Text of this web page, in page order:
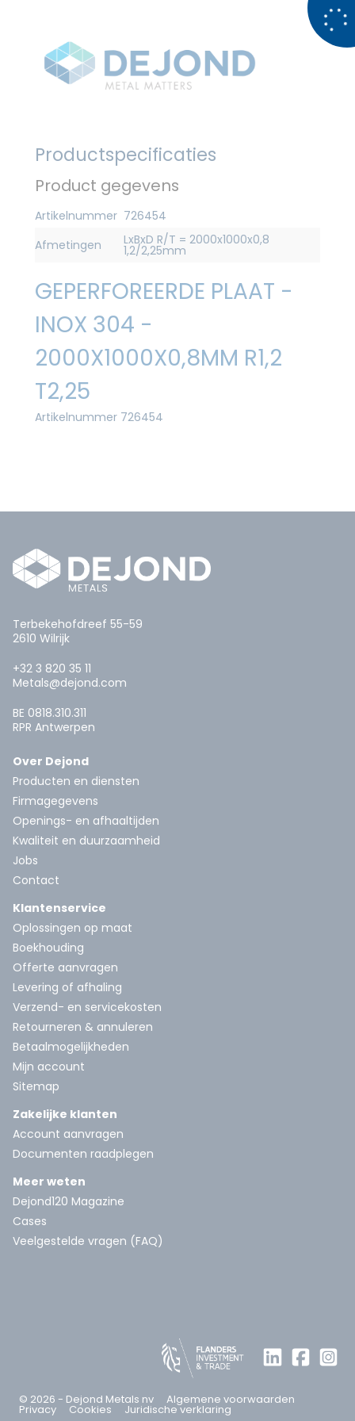
Productspecificaties
Product gegevens
Artikelnummer 726454
Afmetingen
LxBxD R/T = 2000x1000x0,8
1,2/2,25mm
GEPERFOREERDE PLAAT -
INOX 304 -
2000X1000X0,8MM R1,2
T2,25
Artikelnummer 726454
Terbekehofdreef 55-59
2610 Wilrijk
+32 3 820 35 11
Metals@dejond.com
BE 0818.310.311
RPR Antwerpen
Over Dejond
Producten en diensten
Firmagegevens
Openings- en afhaaltijden
Kwaliteit en duurzaamheid
Jobs
Contact
Klantenservice
Oplossingen op maat
Boekhouding
Offerte aanvragen
Levering of afhaling
Verzend- en servicekosten
Retourneren & annuleren
Betaalmogelijkheden
Mijn account
Sitemap
Zakelijke klanten
Account aanvragen
Documenten raadplegen
Meer weten
Dejond120 Magazine
Cases
Veelgestelde vragen (FAQ)
© 2026 - Dejond Metals nv Algemene voorwaarden
Privacy Cookies Juridische verklaring